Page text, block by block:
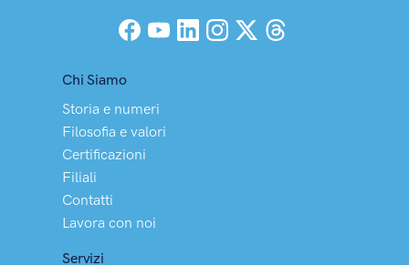
Facebook
YouTubeLinkedInInstagramX (Twitter)
Chi Siamo
Storia e numeri
Filosofia e valori
Certificazioni
Filiali
Contatti
Lavora con noi
Servizi